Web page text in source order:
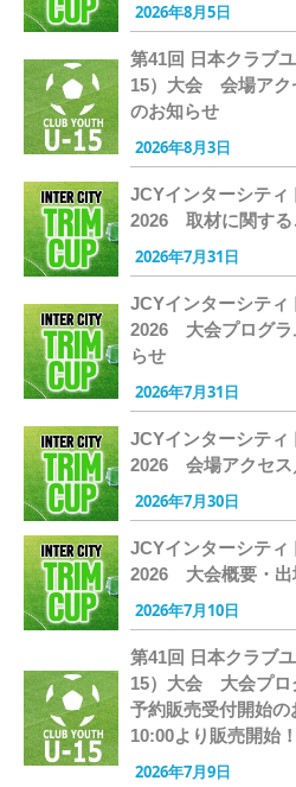
2026年8月5日
第41回 日本クラブ
15）大会 会場アク
のお知らせ
2026年8月3日
JCYインターシティ
2026 取材に関する
2026年7月31日
JCYインターシティ
2026 大会プログラ
らせ
2026年7月31日
JCYインターシティ
2026 会場アクセス
2026年7月30日
JCYインターシティ
2026 大会概要・出
2026年7月10日
第41回 日本クラブ
15）大会 大会プロ
予約販売受付開始の
10:00より販売開始！
2026年7月9日